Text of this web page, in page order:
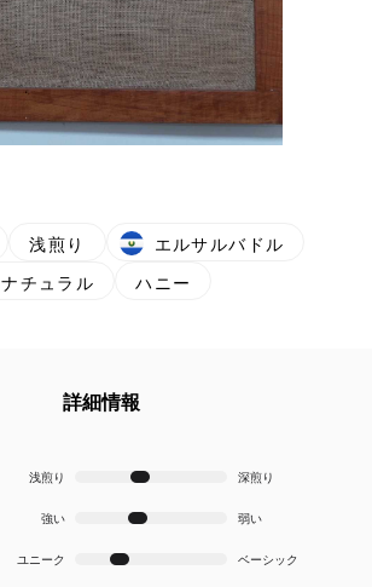
浅煎り
エルサルバドル
ナチュラル ハニー
詳細情報
浅煎り 深煎り
強い 弱い
ユニーク ベーシック